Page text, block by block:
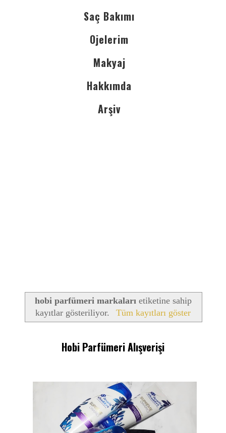
Saç Bakımı
Ojelerim
Makyaj
Hakkımda
Arşiv
hobi parfümeri markaları etiketine sahip
kayıtlar gösteriliyor.
Tüm kayıtları göster
Hobi Parfümeri Alışverişi